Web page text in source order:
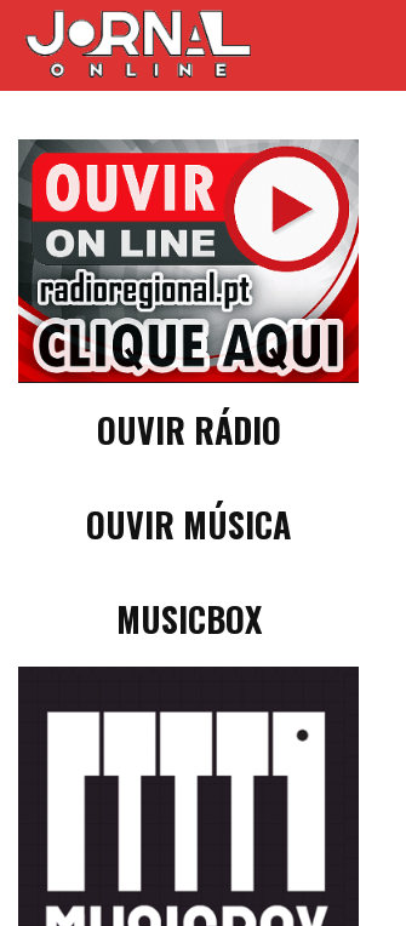
OUVIR RÁDIO
OUVIR MÚSICA
MUSICBOX